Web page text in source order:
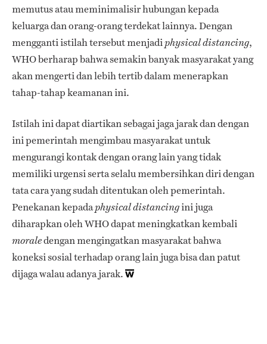
memutus atau meminimalisir hubungan kepada
keluarga dan orang-orang terdekat lainnya. Dengan
mengganti istilah tersebut menjadiphysical distancing,
WHO berharap bahwa semakin banyak masyarakat yang
akan mengerti dan lebih tertib dalam menerapkan
tahap-tahap keamanan ini.
Istilah ini dapat diartikan sebagai jaga jarak dan dengan
ini pemerintah mengimbau masyarakat untuk
mengurangi kontak dengan orang lain yang tidak
memiliki urgensi serta selalu membersihkan diri dengan
tata cara yang sudah ditentukan oleh pemerintah.
Penekanan kepadaphysical distancingini juga
diharapkan oleh WHO dapat meningkatkan kembali
moraledengan mengingatkan masyarakat bahwa
koneksi sosial terhadap orang lain juga bisa dan patut
dijaga walau adanya jarak.